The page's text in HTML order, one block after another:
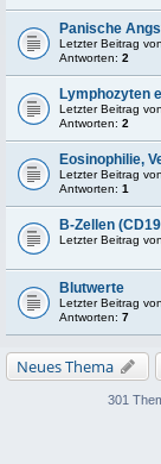
Panische
Letzter Beitrag von
Antworten: 2
Lymphozyten
Letzter Beitrag von
Antworten: 2
Eosinophilie,
Letzter Beitrag von
Antworten: 1
B-Zellen
Letzter Beitrag von
Blutwerte
Letzter Beitrag von
Antworten: 7
Neues Thema
301